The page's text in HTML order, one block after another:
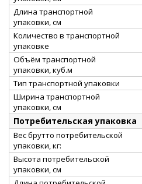
Длина транспортной
упаковки, см
Количество в транспортной
упаковке
Объём транспортной
упаковки, куб.м
Тип транспортной упаковки
Ширина транспортной
упаковки, см
Потребительская упаковка
Вес брутто потребительской
упаковки, кг:
Высота потребительской
упаковки, см